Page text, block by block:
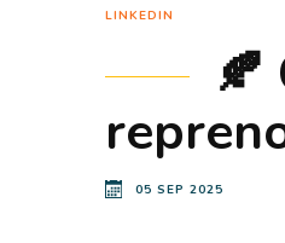
LINKEDIN
05 SEP 2025